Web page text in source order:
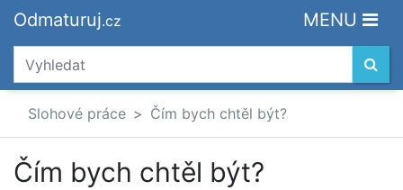
Odmaturuj.cz MENU
Slohové práce Čím bych chtěl být?
Čím bych chtěl být?